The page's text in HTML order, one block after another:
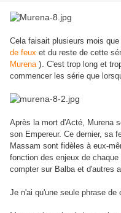
Cela faisait plusieurs mois
de feux et du reste de cette
Murena ). C'est trop long et
commencer les série que
Après la mort d'Acté, Murena
son Empereur. Ce dernier, sa
Massam sont fidèles à eux-
fonction des enjeux de
compter sur Balba et d'autres
Je n'ai qu'une seule phrase